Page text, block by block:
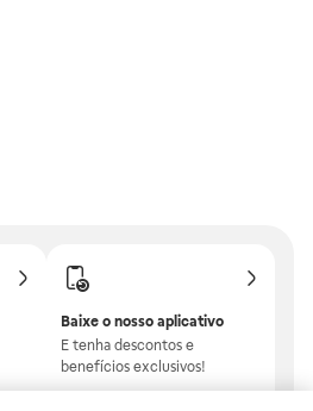
Baixe o nosso aplicativo
E tenha descontos e
benefícios exclusivos!